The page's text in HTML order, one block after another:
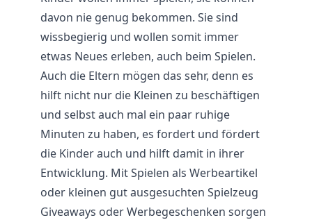
davon nie genug bekommen. Sie sind
wissbegierig und wollen somit immer
etwas Neues erleben, auch beim Spielen.
Auch die Eltern mögen das sehr, denn es
hilft nicht nur die Kleinen zu beschäftigen
und selbst auch mal ein paar ruhige
Minuten zu haben, es fordert und fördert
die Kinder auch und hilft damit in ihrer
Entwicklung. Mit Spielen als Werbeartikel
oder kleinen gut ausgesuchten Spielzeug
Giveaways oder Werbegeschenken sorgen